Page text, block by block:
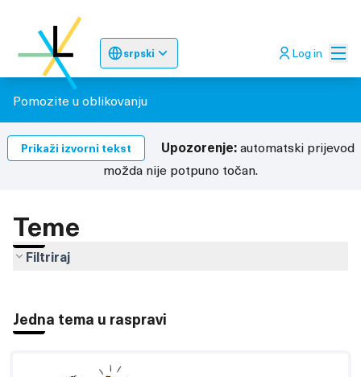
srpski
Sprache wählen Choose languageOdaberite
Log in
Pomozite u oblikovanju
Prikaži izvorni tekst Upozorenje:automatski prijevod
možda nije potpuno točan.
Teme
Filtriraj
Jedna tema u raspravi